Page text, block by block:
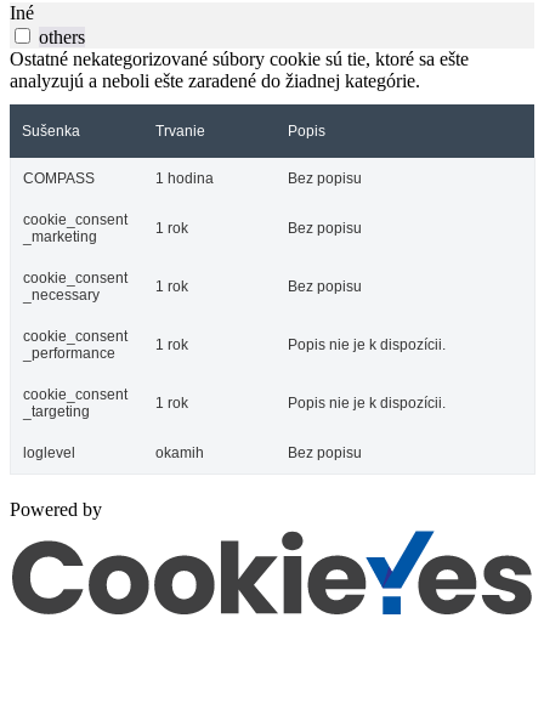
Iné
others
Ostatné nekategorizované súbory cookie sú tie, ktoré sa ešte
analyzujú a neboli ešte zaradené do žiadnej kategórie.
Sušenka Trvanie Popis
COMPASS 1 hodina Bez popisu
cookie_consent
_marketing
1 rok Bez popisu
cookie_consent
_necessary
1 rok Bez popisu
cookie_consent
_performance
1 rok Popis nie je k dispozícii.
cookie_consent
_targeting
1 rok Popis nie je k dispozícii.
loglevel okamih Bez popisu
Powered by